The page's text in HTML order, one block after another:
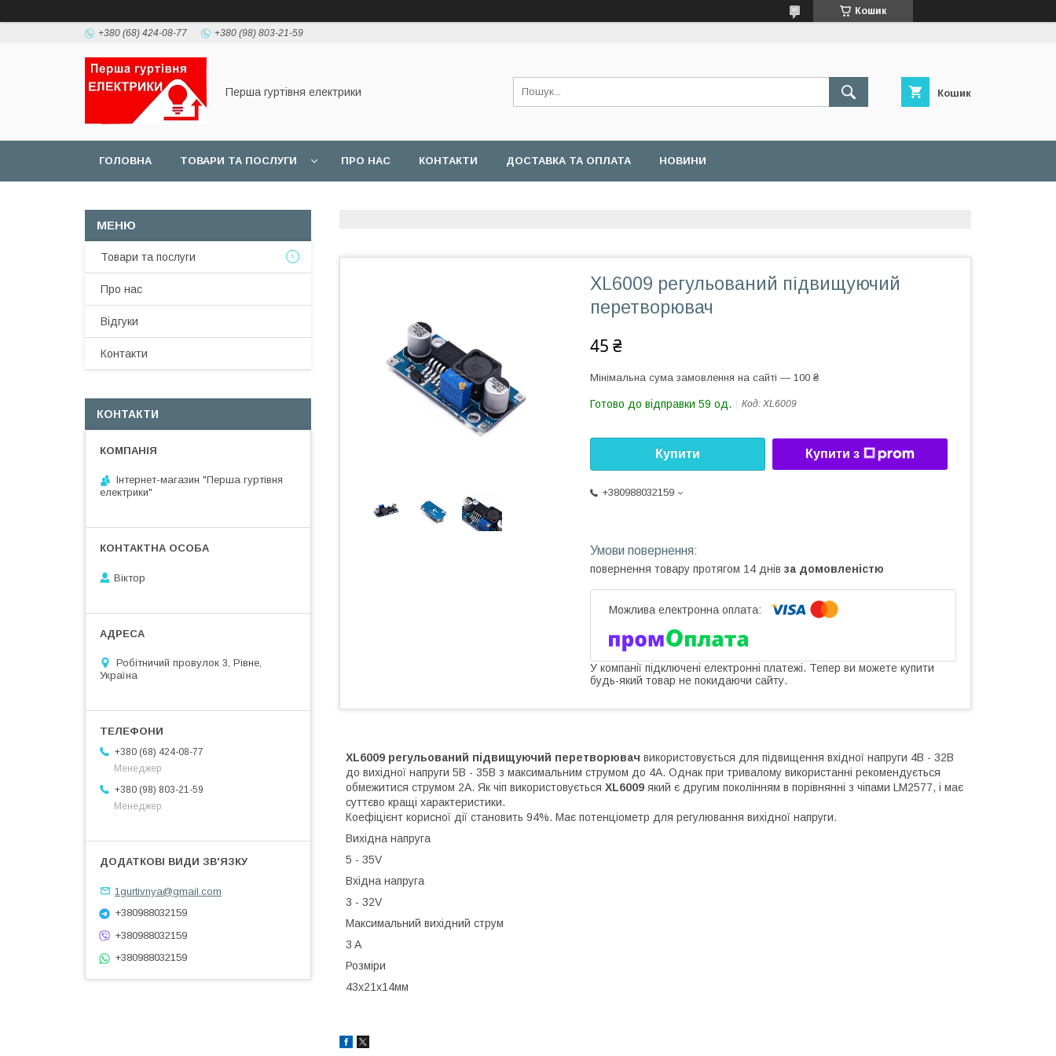
Кошик
+380 (68) 424-08-77 +380 (98) 803-21-59
Перша гуртівня електрики Кошик
ГОЛОВНА ТОВАРИ ТА ПОСЛУГИ ПРО НАС КОНТАКТИ ДОСТАВКА ТА ОПЛАТА НОВИНИ
XL6009 регульований підвищуючий
перетворювач
45 ₴
Мінімальна сума замовлення на сайті — 100 ₴
Готово до відправки 59 од. Код: XL6009
Купити Купити з
+380988032159
повернення товару протягом 14 днів за домовленістю
У компанії підключені електронні платежі. Тепер ви можете купити
будь-який товар не покидаючи сайту.
XL6009 регульований підвищуючий перетворювач використовується для підвищення вхідної напруги 4В - 32В
до вихідної напруги 5В - 35В з максимальним струмом до 4А. Однак при тривалому використанні рекомендується
обмежитися струмом 2А. Як чіп використовується XL6009 який є другим поколінням в порівнянні з чіпами LM2577, і має
суттєво кращі характеристики.
Коефіцієнт корисної дії становить 94%. Має потенціометр для регулювання вихідної напруги.
Вихідна напруга
5 - 35V
Вхідна напруга
3 - 32V
Максимальний вихідний струм
3 A
Розміри
43х21х14мм
Товари та послуги
Про нас
Відгуки
Контакти
КОНТАКТИ
Інтернет-магазин "Перша гуртівня
електрики"
Віктор
Робітничий провулок 3, Рівне,
Україна
+380 (68) 424-08-77
Менеджер
+380 (98) 803-21-59
Менеджер
1gurtivnya@gmail.com
+380988032159
+380988032159
+380988032159